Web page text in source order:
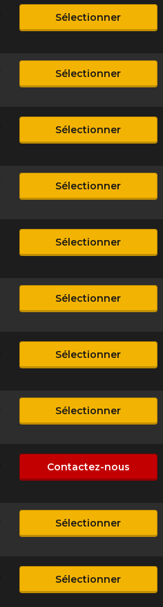
Sélectionner
Sélectionner
Sélectionner
Sélectionner
Sélectionner
Sélectionner
Sélectionner
Sélectionner
Contactez-nous
Sélectionner
Sélectionner